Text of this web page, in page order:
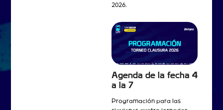
2026.
Agenda de la fecha 4
a la 7
Programación para las